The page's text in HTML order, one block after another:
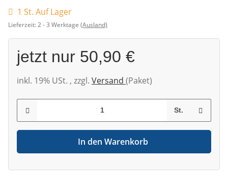
1 St. Auf Lager
Lieferzeit:2 - 3 Werktage (Ausland)
jetzt nur 50,90 €
inkl. 19% USt. , zzgl. Versand (Paket)
St.
In den Warenkorb